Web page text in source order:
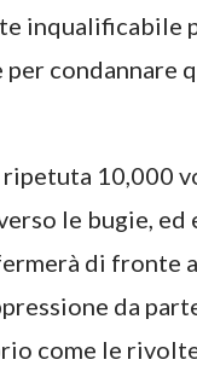
inqualificabile
condannare
10,000
le bugie, ed
di fronte
da
come le